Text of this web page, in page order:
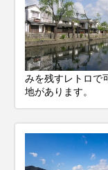
みを残すレトロで
地があります。